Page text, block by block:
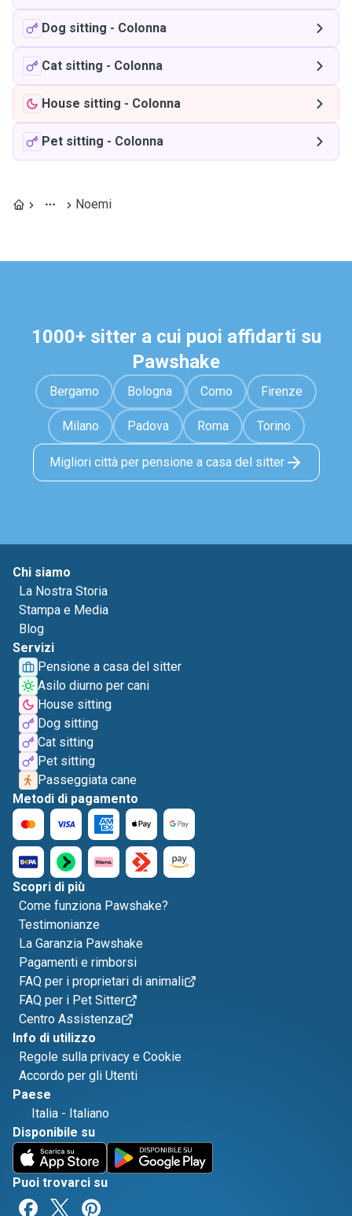
Dog sitting - Colonna
Cat sitting - Colonna
House sitting - Colonna
Pet sitting - Colonna
Noemi
1000+ sitter a cui puoi affidarti su
Pawshake
Bergamo Bologna Como Firenze
Milano Padova Roma Torino
Migliori città per pensione a casa del sitter
Chi siamo
La Nostra Storia
Stampa e Media
Blog
Servizi
Pensione a casa del sitter
Asilo diurno per cani
House sitting
Dog sitting
Cat sitting
Pet sitting
Passeggiata cane
Metodi di pagamento
Scopri di più
Come funziona Pawshake?
Testimonianze
La Garanzia Pawshake
Pagamenti e rimborsi
FAQ per i proprietari di animali
FAQ per i Pet Sitter
Centro Assistenza
Info di utilizzo
Regole sulla privacy e Cookie
Accordo per gli Utenti
Paese
Italia - Italiano
Disponibile su
Puoi trovarci su